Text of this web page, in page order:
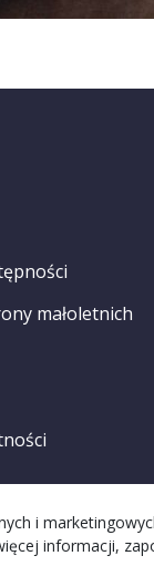
i
informacji,
małoletnich
Grupa WW